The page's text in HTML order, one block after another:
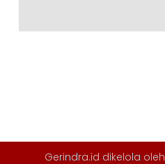
Gerindra.id dikelola oleh